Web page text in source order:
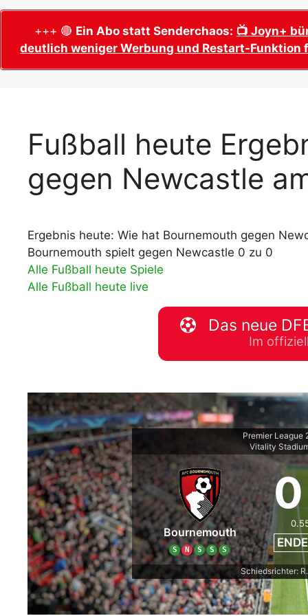
Wer wird Fußball-Weltmeister 2026?
Alle WM 2026 Trainer
Adidas Trionda: offizielle WM 2026
Spielball
Alle Nationalspieler der FIFA Fußball WM
WM 2026 Qualifikation in Europa: Tabelle
& Spielplan
WM 2026
Termine,
WM 2026
WM 2026
Spielort
Fußball WM
Ausfüllen &
WM 2026
+++ 🔴 Ein Abo statt Senderchaos: 📺 Joyn+
deutlich weniger Werbung und Restart-
Fußball heute
gegen Newcastle
Ergebnis heute: Wie hat Bournemouth gegen
Bournemouth spielt gegen Newcastle 0 zu 0
Alle Fußball heute Spiele
Alle Fußball heute live
Das neue
Im
Premier League
Vitality
Bournemouth
S N S S S
0
Schiedsrichter: